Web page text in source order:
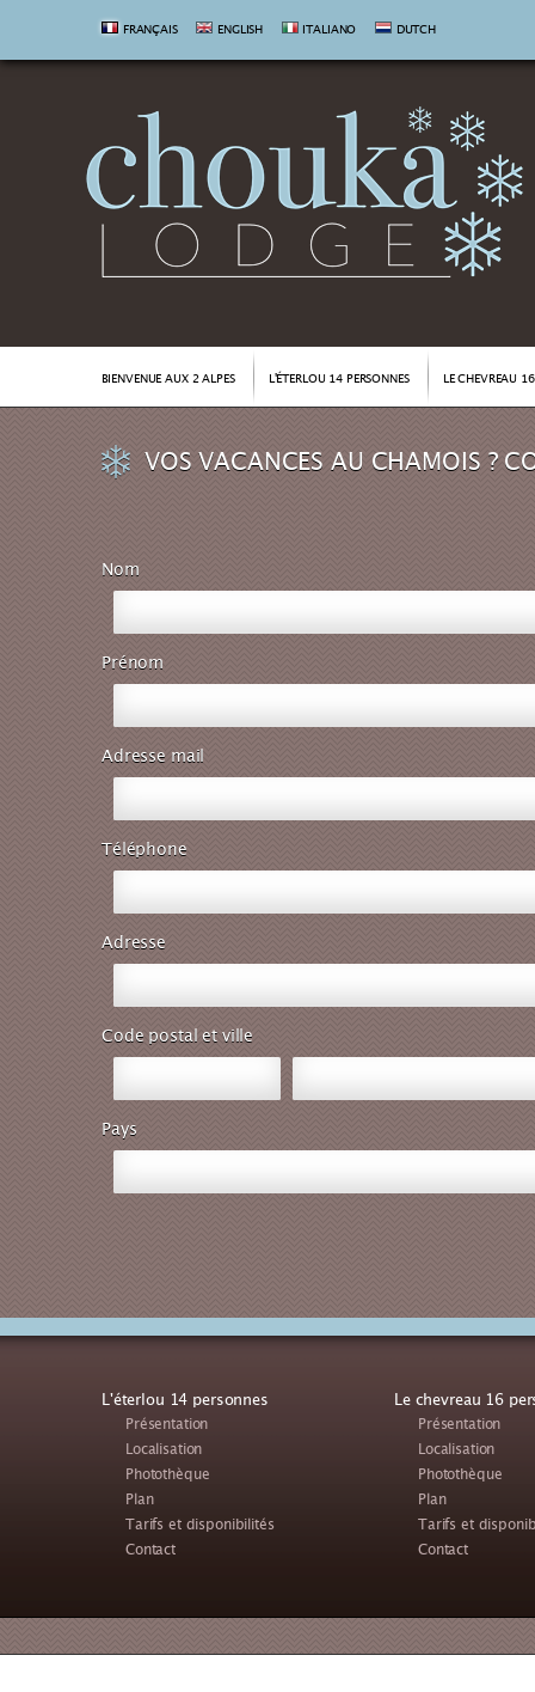
FRANÇAIS ENGLISH ITALIANO DUTCH
BIENVENUE AUX 2 ALPES L'ÉTERLOU 14 PERSONNES LE CHEVREAU
VOS VACANCES AU CHAMOIS ?
Nom
Prénom
Adresse mail
Téléphone
Adresse
Code postal et ville
Pays
L'éterlou 14 personnes
Présentation
Localisation
Photothèque
Plan
Tarifs et disponibilités
Contact
Le chevreau 16
Présentation
Localisation
Photothèque
Plan
Tarifs et
Contact